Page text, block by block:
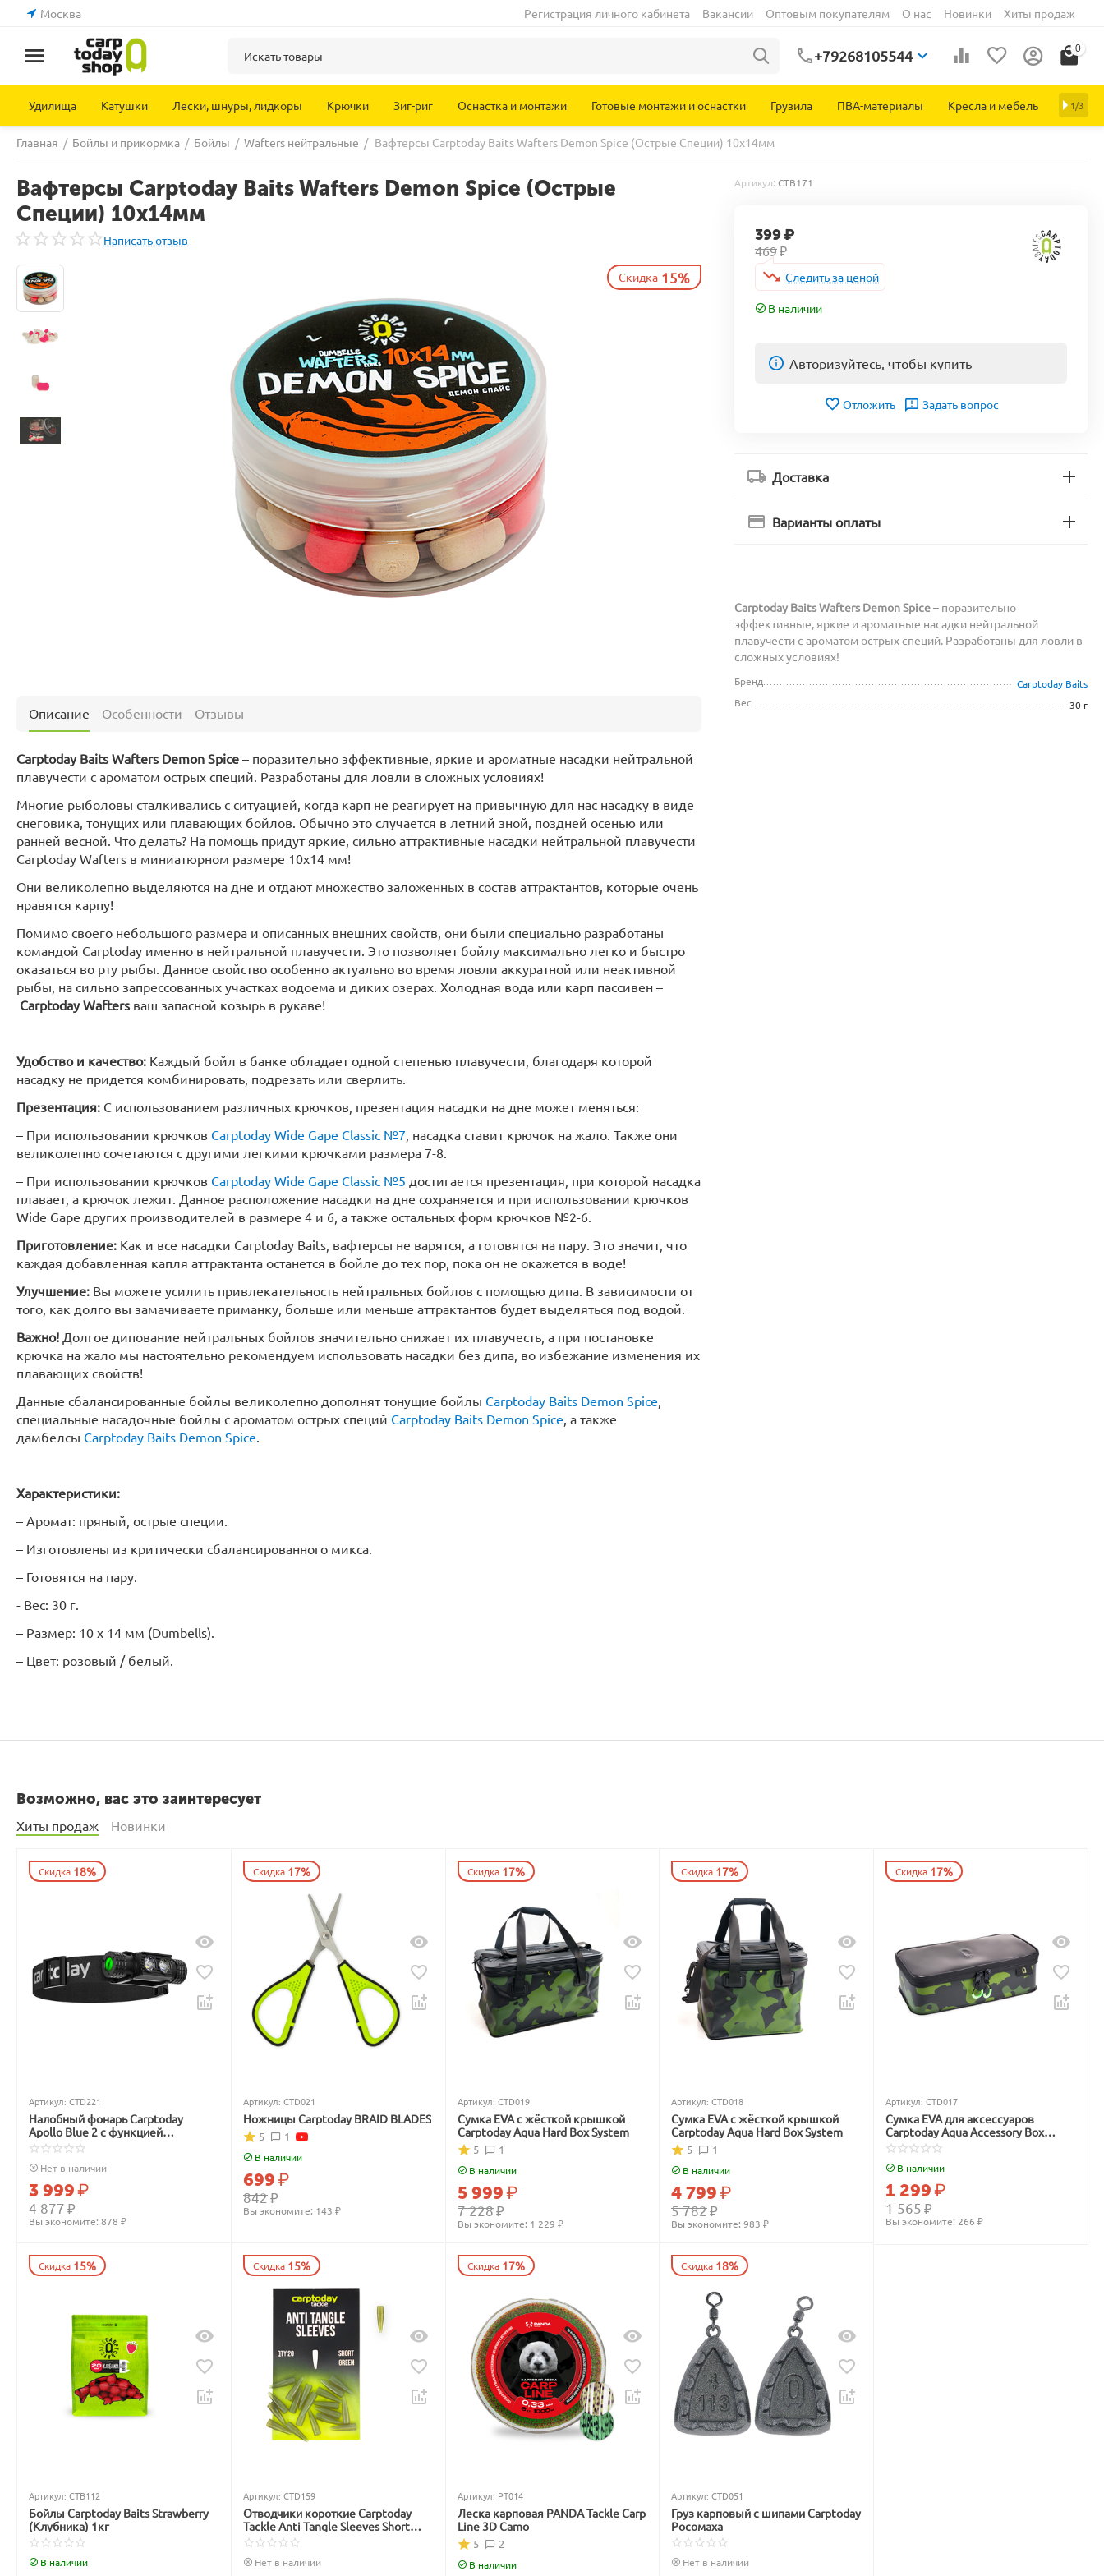
Москва Регистрация личного кабинета Вакансии Оптовым покупателям О нас Новинки Хиты продаж
+79268105544 0
Удилища Катушки Лески, шнуры, лидкоры Крючки Зиг-риг Оснастка и монтажи Готовые монтажи и оснастки Грузила ПВА-материалы Кресла и мебель 1/3
Главная / Бойлы и прикормка / Бойлы / Wafters нейтральные / Вафтерсы Carptoday Baits Wafters Demon Spice (Острые Специи) 10х14мм
Вафтерсы Carptoday Baits Wafters Demon Spice (Острые
Специи) 10х14мм
Написать отзыв
Артикул: CTB171
399₽
469₽
Следить за ценой
В наличии
Авторизуйтесь, чтобы купить
Отложить Задать вопрос
Доставка
Варианты оплаты
Carptoday Baits Wafters Demon Spice– поразительно
эффективные, яркие и ароматные насадки нейтральной
плавучести c ароматом острых специй. Разработаны для ловли в
сложных условиях!
Бренд
Carptoday Baits
Вес
30 г
Описание Особенности Отзывы
Carptoday Baits Wafters Demon Spice – поразительно эффективные, яркие и ароматные насадки нейтральной
плавучести c ароматом острых специй. Разработаны для ловли в сложных условиях!
Многие рыболовы сталкивались с ситуацией, когда карп не реагирует на привычную для нас насадку в виде
снеговика, тонущих или плавающих бойлов. Обычно это случается в летний зной, поздней осенью или
ранней весной. Что делать? На помощь придут яркие, сильно аттрактивные насадки нейтральной плавучести
Carptoday Wafters в миниатюрном размере 10х14 мм!
Они великолепно выделяются на дне и отдают множество заложенных в состав аттрактантов, которые очень
нравятся карпу!
Помимо своего небольшого размера и описанных внешних свойств, они были специально разработаны
командой Carptoday именно в нейтральной плавучести. Это позволяет бойлу максимально легко и быстро
оказаться во рту рыбы. Данное свойство особенно актуально во время ловли аккуратной или неактивной
рыбы, на сильно запрессованных участках водоема и диких озерах. Холодная вода или карп пассивен –
Carptoday Wafters ваш запасной козырь в рукаве!
Удобство и качество: Каждый бойл в банке обладает одной степенью плавучести, благодаря которой
насадку не придется комбинировать, подрезать или сверлить.
Презентация: С использованием различных крючков, презентация насадки на дне может меняться:
– При использовании крючков Carptoday Wide Gape Classic №7, насадка ставит крючок на жало. Также они
великолепно сочетаются с другими легкими крючками размера 7-8.
– При использовании крючков Carptoday Wide Gape Classic №5 достигается презентация, при которой насадка
плавает, а крючок лежит. Данное расположение насадки на дне сохраняется и при использовании крючков
Wide Gape других производителей в размере 4 и 6, а также остальных форм крючков №2-6.
Приготовление: Как и все насадки Carptoday Baits, вафтерсы не варятся, а готовятся на пару. Это значит, что
каждая добавленная капля аттрактанта останется в бойле до тех пор, пока он не окажется в воде!
Улучшение: Вы можете усилить привлекательность нейтральных бойлов с помощью дипа. В зависимости от
того, как долго вы замачиваете приманку, больше или меньше аттрактантов будет выделяться под водой.
Важно! Долгое дипование нейтральных бойлов значительно снижает их плавучесть, а при постановке
крючка на жало мы настоятельно рекомендуем использовать насадки без дипа, во избежание изменения их
плавающих свойств!
Данные сбалансированные бойлы великолепно дополнят тонущие бойлы Carptoday Baits Demon Spice,
специальные насадочные бойлы с ароматом острых специй Carptoday Baits Demon Spice, а также
дамбелсы Carptoday Baits Demon Spice.
Характеристики:
– Аромат: пряный, острые специи.
– Изготовлены из критически сбалансированного микса.
– Готовятся на пару.
- Вес: 30 г.
– Размер: 10 х 14 мм (Dumbells).
– Цвет: розовый / белый.
Возможно, вас это заинтересует
Хиты продаж Новинки
Скидка 18%
Артикул: CTD221
Налобный фонарь Carptoday
Apollo Blue 2 с функцией
подсвечивания лески синим
светом
Нет в наличии
4 877₽
3 999₽
Вы экономите: 878 ₽
Скидка 17%
Артикул: CTD021
Ножницы Carptoday BRAID BLADES
1
5
В наличии
842₽
699₽
Вы экономите: 143 ₽
Скидка 17%
Артикул: CTD019
Сумка EVA с жёсткой крышкой
Carptoday Aqua Hard Box System
1
5
В наличии
7 228₽
5 999₽
Вы экономите: 1 229 ₽
Скидка 17%
Артикул: CTD018
Сумка EVA с жёсткой крышкой
Carptoday Aqua Hard Box System
1
5
В наличии
5 782₽
4 799₽
Вы экономите: 983 ₽
Скидка 17%
Артикул: CTD017
Сумка EVA для аксессуаров
Carptoday Aqua Accessory Box
System
В наличии
1 565₽
1 299₽
Вы экономите: 266 ₽
Скидка 15%
Артикул: CTB112
Бойлы Carptoday Baits Strawberry
(Клубника) 1кг
В наличии
Скидка 15%
Артикул: CTD159
Отводчики короткие Carptoday
Tackle Anti Tangle Sleeves Short
зелёные
Нет в наличии
Скидка 17%
Артикул: PT014
Леска карповая PANDA Tackle Carp
Line 3D Camo
2
5
В наличии
Скидка 18%
Артикул: CTD051
Груз карповый с шипами Carptoday
Росомаха
Нет в наличии